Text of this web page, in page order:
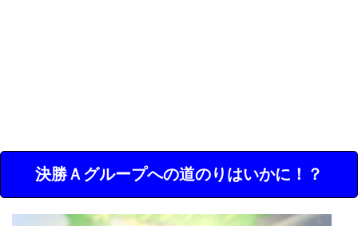
決勝Ａグループへの道のりはいかに！？